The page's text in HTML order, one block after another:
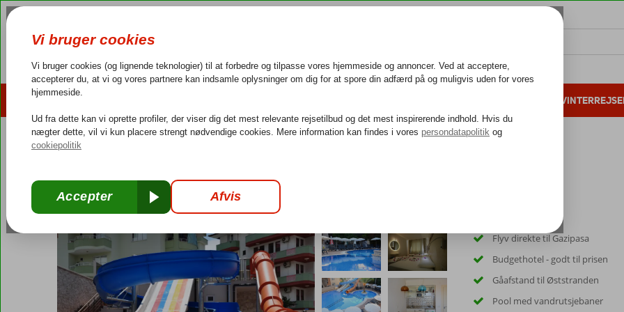
4,3/5 på Trustpilot Dansk guideservice 40.000 danske gæster i 2025 25 års erfaring
Almera Park
Uden pension-Lejlighed
Flyv direkte til Gazipasa
Budgethotel - godt til prisen
Gåafstand til Øststranden
Pool med vandrutsjebaner